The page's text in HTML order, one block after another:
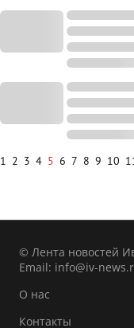
1 2 3 4 5 6 7 8 9 10
© Лента новостей
Email: info@iv-
О нас
Контакты